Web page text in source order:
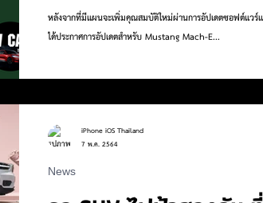
หลังจากที่มีแผนจะเพิ่มคุณสมบัติใหม่ผ่านการอัปเดตซอฟต์แ
ได้ประกาศการอัปเดตสำหรับ Mustang Mach-E...
News
iPhone iOS Thailand
7 พ.ค. 2564